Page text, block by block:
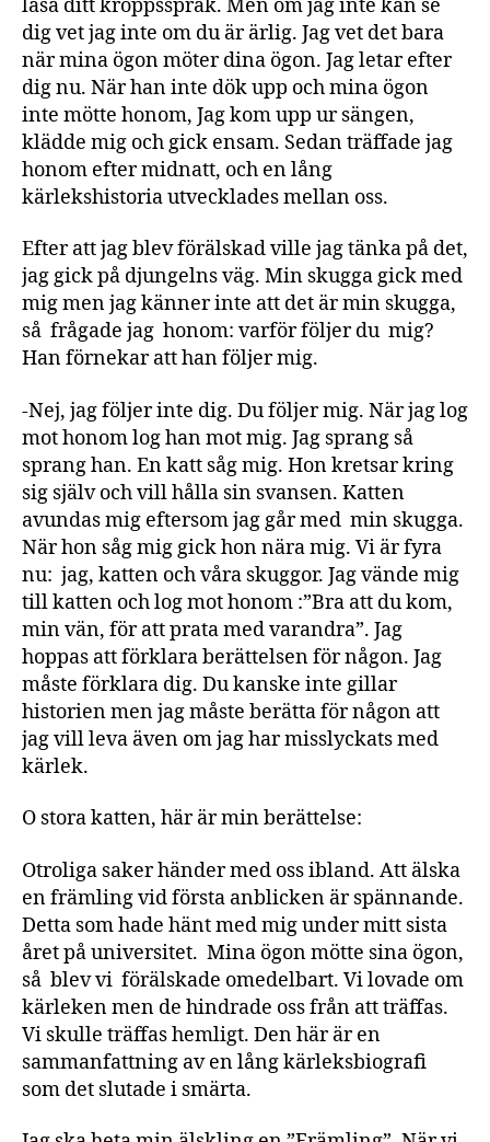
läsa ditt kroppsspråk. Men om jag inte kan se
dig vet jag inte om du är ärlig. Jag vet det bara
när mina ögon möter dina ögon. Jag letar efter
dig nu. När han inte dök upp och mina ögon
inte mötte honom, Jag kom upp ur sängen,
klädde mig och gick ensam. Sedan träffade jag
honom efter midnatt, och en lång
kärlekshistoria utvecklades mellan oss.
Efter att jag blev förälskad ville jag tänka på det,
jag gick på djungelns väg. Min skugga gick med
mig men jag känner inte att det är min skugga,
så frågade jag honom: varför följer du mig?
Han förnekar att han följer mig.
-Nej, jag följer inte dig. Du följer mig. När jag log
mot honom log han mot mig. Jag sprang så
sprang han. En katt såg mig. Hon kretsar kring
sig själv och vill hålla sin svansen. Katten
avundas mig eftersom jag går med min skugga.
När hon såg mig gick hon nära mig. Vi är fyra
nu: jag, katten och våra skuggor. Jag vände mig
till katten och log mot honom :”Bra att du kom,
min vän, för att prata med varandra”. Jag
hoppas att förklara berättelsen för någon. Jag
måste förklara dig. Du kanske inte gillar
historien men jag måste berätta för någon att
jag vill leva även om jag har misslyckats med
kärlek.
O stora katten, här är min berättelse:
Otroliga saker händer med oss ibland. Att älska
en främling vid första anblicken är spännande.
Detta som hade hänt med mig under mitt sista
året på universitet. Mina ögon mötte sina ögon,
så blev vi förälskade omedelbart. Vi lovade om
kärleken men de hindrade oss från att träffas.
Vi skulle träffas hemligt. Den här är en
sammanfattning av en lång kärleksbiografi
som det slutade i smärta.